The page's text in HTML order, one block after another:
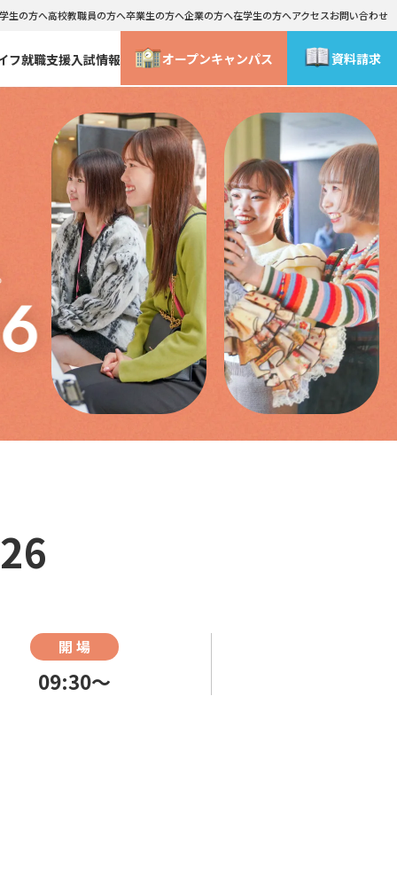
生の方へ高校教職員の方へ卒業生の方へ企業の方へ在学生の方へアクセスお問い合わせ
情報公表
ライフデザインコース
メイクアップ･コスメティックコース
フ
学外研修・海外研修
就職支援入試情報
総合型選抜・社会人入試 合格までの流れ
WEB事前面談
よくあるご質問
オープンキャンパス 資料請求
開 場
09:30〜